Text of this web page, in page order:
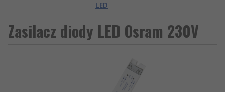
LED
Zasilacz diody LED Osram 230V